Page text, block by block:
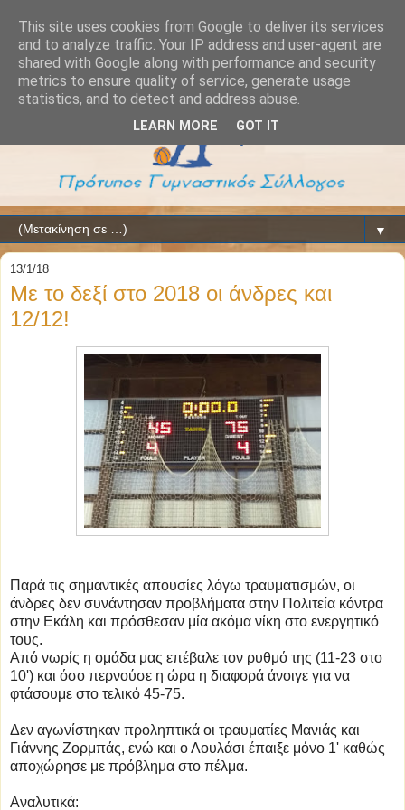
▼
13/1/18
Με το δεξί στο 2018 οι άνδρες και
12/12!
Παρά τις σημαντικές απουσίες λόγω τραυματισμών, οι
άνδρες δεν συνάντησαν προβλήματα στην Πολιτεία κόντρα
στην Εκάλη και πρόσθεσαν μία ακόμα νίκη στο ενεργητικό
τους.
Από νωρίς η ομάδα μας επέβαλε τον ρυθμό της (11-23 στο
10') και όσο περνούσε η ώρα η διαφορά άνοιγε για να
φτάσουμε στο τελικό 45-75.
Δεν αγωνίστηκαν προληπτικά οι τραυματίες Μανιάς και
Γιάννης Ζορμπάς, ενώ και ο Λουλάσι έπαιξε μόνο 1' καθώς
αποχώρησε με πρόβλημα στο πέλμα.
Αναλυτικά:
This site uses cookies from Google to deliver its services
and to analyze traffic. Your IP address and user-agent are
shared with Google along with performance and security
metrics to ensure quality of service, generate usage
statistics, and to detect and address abuse.
LEARN MORE GOT IT